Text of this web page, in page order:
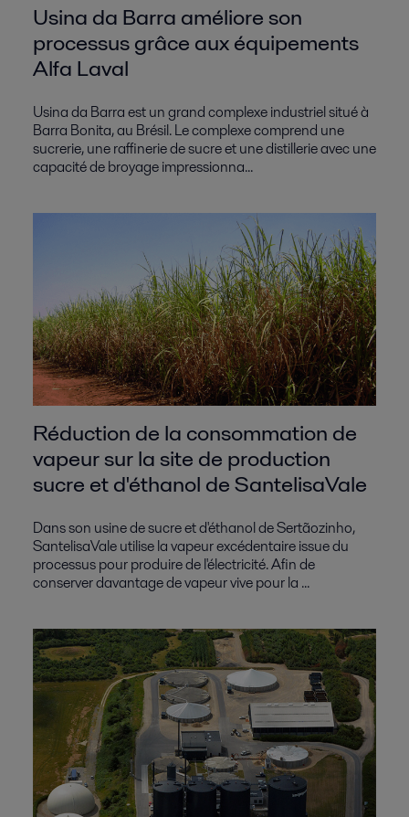
Usina da Barra améliore son
processus grâce aux équipements
Alfa Laval
Usina da Barra est un grand complexe industriel situé à
Barra Bonita, au Brésil. Le complexe comprend une
sucrerie, une raffinerie de sucre et une distillerie avec une
capacité de broyage impressionna...
Réduction de la consommation de
vapeur sur la site de production
sucre et d'éthanol de SantelisaVale
Dans son usine de sucre et d'éthanol de Sertãozinho,
SantelisaVale utilise la vapeur excédentaire issue du
processus pour produire de l'électricité. Afin de
conserver davantage de vapeur vive pour la ...